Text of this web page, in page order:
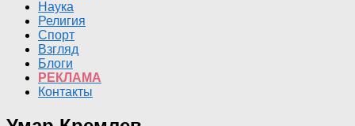
Наука
Религия
Спорт
Взгляд
Блоги
РЕКЛАМА
Контакты